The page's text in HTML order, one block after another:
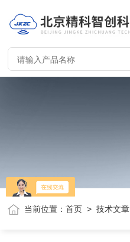
当前位置：首页 >技术文章